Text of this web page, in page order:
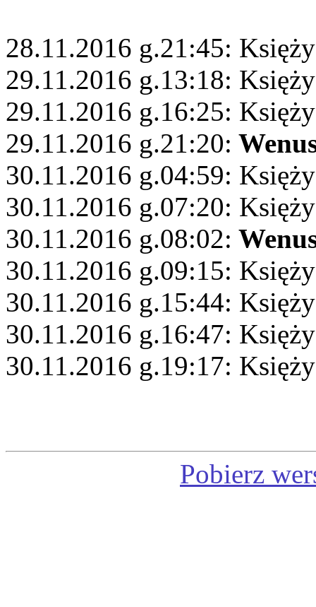
28.11.2016 g.21:45:
29.11.2016 g.13:18:
29.11.2016 g.16:25:
29.11.2016 g.21:20:
30.11.2016 g.04:59:
30.11.2016 g.07:20:
30.11.2016 g.08:02:
30.11.2016 g.09:15:
30.11.2016 g.15:44:
30.11.2016 g.16:47:
30.11.2016 g.19:17:
Pobierz